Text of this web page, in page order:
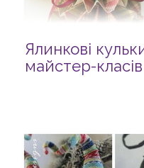
Ялинкові
майстер-класів